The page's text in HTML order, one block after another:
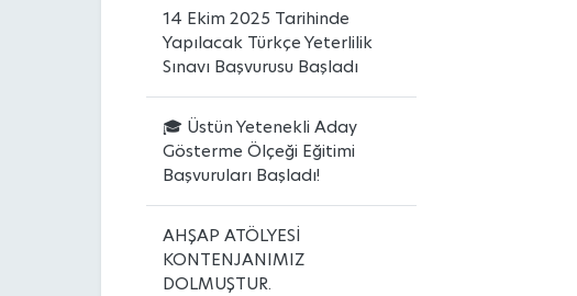
14 Ekim 2025 Tarihinde
Yapılacak Türkçe Yeterlilik
Sınavı Başvurusu Başladı
🎓 Üstün Yetenekli Aday
Gösterme Ölçeği Eğitimi
Başvuruları Başladı!
AHŞAP ATÖLYESİ
KONTENJANIMIZ
DOLMUŞTUR.